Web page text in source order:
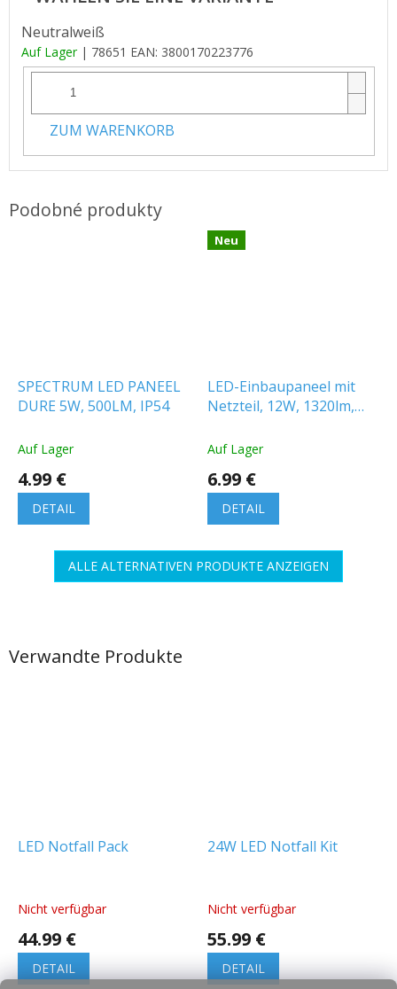
Verwandte Produkte
LED Notfall Pack
Nicht verfügbar
44.99 €
DETAIL
24W LED Notfall Kit
Nicht verfügbar
55.99 €
DETAIL
Neutralweiß
Auf Lager | 78651 EAN: 3800170223776
ZUM WARENKORB
SPECTRUM LED PANEEL
DURE 5W, 500LM, IP54
Auf Lager
4.99 €
DETAIL
Neu
LED-Einbaupaneel mit
Netzteil, 12W, 1320lm,
Auf Lager
6.99 €
DETAIL
ALLE ALTERNATIVEN PRODUKTE ANZEIGEN